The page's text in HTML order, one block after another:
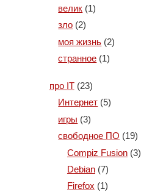
велик (1)
зло (2)
моя жизнь (2)
странное (1)
про IT(23)
Интернет (5)
игры (3)
свободное ПО (19)
Compiz Fusion(3)
Debian(7)
Firefox (1)